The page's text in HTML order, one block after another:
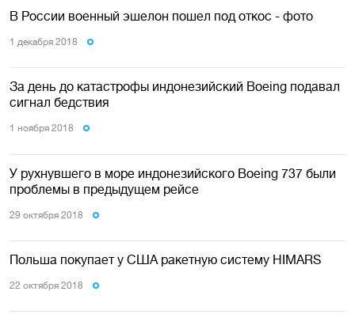
В России военный эшелон пошел под откос - фото
1 декабря 2018
За день до катастрофы индонезийский Boeing подавал
сигнал бедствия
1 ноября 2018
У рухнувшего в море индонезийского Boeing 737 были
проблемы в предыдущем рейсе
29 октября 2018
Польша покупает у США ракетную систему HIMARS
22 октября 2018